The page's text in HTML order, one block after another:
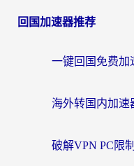
回国加速器推荐